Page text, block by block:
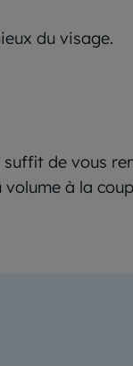
du visage.
de vous
à la